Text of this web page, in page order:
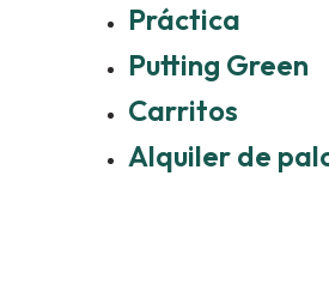
Práctica
Putting Green
Carritos
Alquiler de